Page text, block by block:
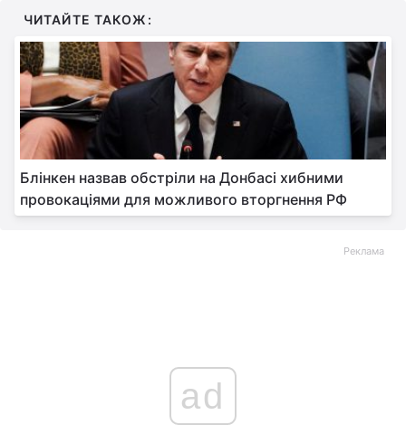
ЧИТАЙТЕ ТАКОЖ:
Блінкен назвав обстріли на Донбасі хибними
провокаціями для можливого вторгнення РФ
Реклама
ad